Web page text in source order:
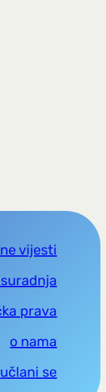
vijesti
prava
o nama
učlani se